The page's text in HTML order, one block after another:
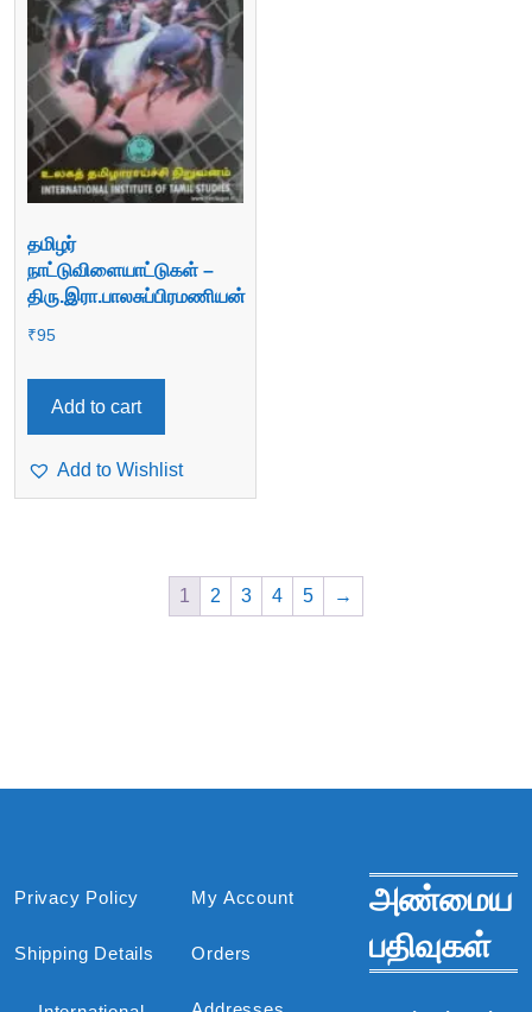
தமிழர்
நாட்டுவிளையாட்டுகள் –
திரு.இரா.பாலசுப்பிரமணியன்
₹95
Add to cart
Add to Wishlist
1 2 3 4 5 →
Privacy Policy
Shipping Details
My Account
Orders
அண்மைய
பதிவுகள்